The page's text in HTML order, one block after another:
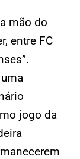
mão do
entre FC
jogo da